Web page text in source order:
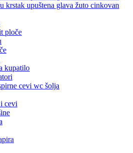
krstak upuštena glava žuto cinkovan
ploče
kupatilo
cevi wc šolja
cevi